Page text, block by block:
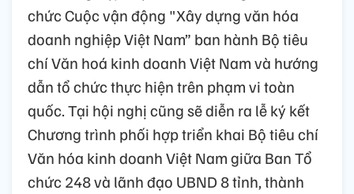
chức Cuộc vận động "Xây dựng văn hóa
doanh nghiệp Việt Nam” ban hành Bộ tiêu
chí Văn hoá kinh doanh Việt Nam và hướng
dẫn tổ chức thực hiện trên phạm vi toàn
quốc. Tại hội nghị cũng sẽ diễn ra lễ ký kết
Chương trình phối hợp triển khai Bộ tiêu chí
Văn hóa kinh doanh Việt Nam giữa Ban Tổ
chức 248 và lãnh đạo UBND 8 tỉnh, thành